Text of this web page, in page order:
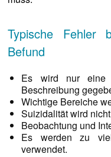
Typische Fehler
Befund
Es wird nur eine
Beschreibung
Wichtige Bereiche
Suizidalität wird
Beobachtung und
Es werden zu
verwendet.